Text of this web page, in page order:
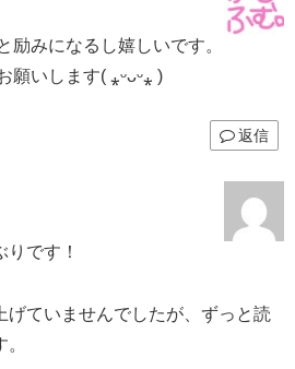
励みになるし嬉しいです。
願いします( ⁎ᵕᴗᵕ⁎ )
返信
です！
げていませんでしたが、ずっと読